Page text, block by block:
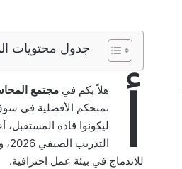
جدول محتويات
أ هلاً بكم في مجتمع
تمنحكم الأفضلية في
ليكونوا قادة
للاندماج في بيئة عمل احترافية.